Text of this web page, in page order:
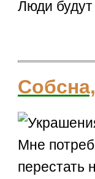
Люди
Мне
перестать